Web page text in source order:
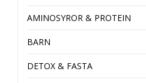
AMINOSYROR & PROTEIN
BARN
DETOX & FASTA